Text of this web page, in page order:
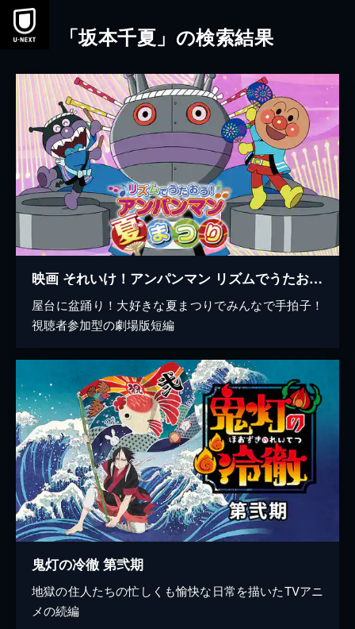
本文へスキップ
「坂本千夏」の検索結果
映画 それいけ！アンパンマン リズムでうたおう！アンパンマン夏まつり
屋台に盆踊り！大好きな夏まつりでみんなで手拍子！
視聴者参加型の劇場版短編
鬼灯の冷徹 第弐期
地獄の住人たちの忙しくも愉快な日常を描いたTVアニ
メの続編